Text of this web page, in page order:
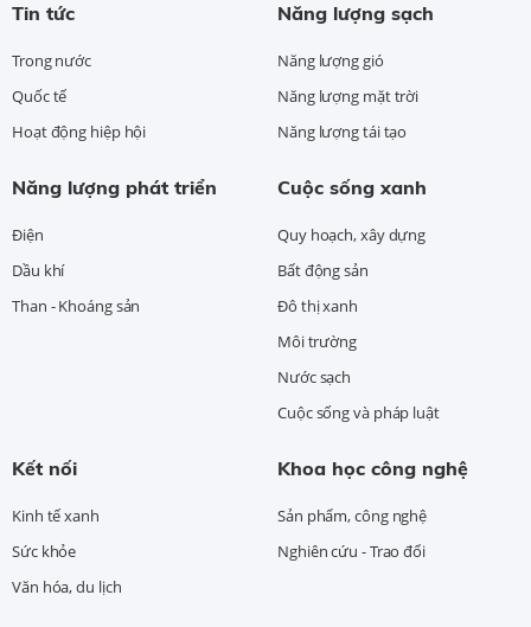
Tin tức
Trong nước
Quốc tế
Hoạt động hiệp hội
Năng lượng sạch
Năng lượng gió
Năng lượng mặt trời
Năng lượng tái tạo
Năng lượng phát triển
Điện
Dầu khí
Than - Khoáng sản
Cuộc sống xanh
Quy hoạch, xây dựng
Bất động sản
Đô thị xanh
Môi trường
Nước sạch
Cuộc sống và pháp luật
Kết nối
Kinh tế xanh
Sức khỏe
Văn hóa, du lịch
Khoa học công nghệ
Sản phẩm, công nghệ
Nghiên cứu - Trao đổi